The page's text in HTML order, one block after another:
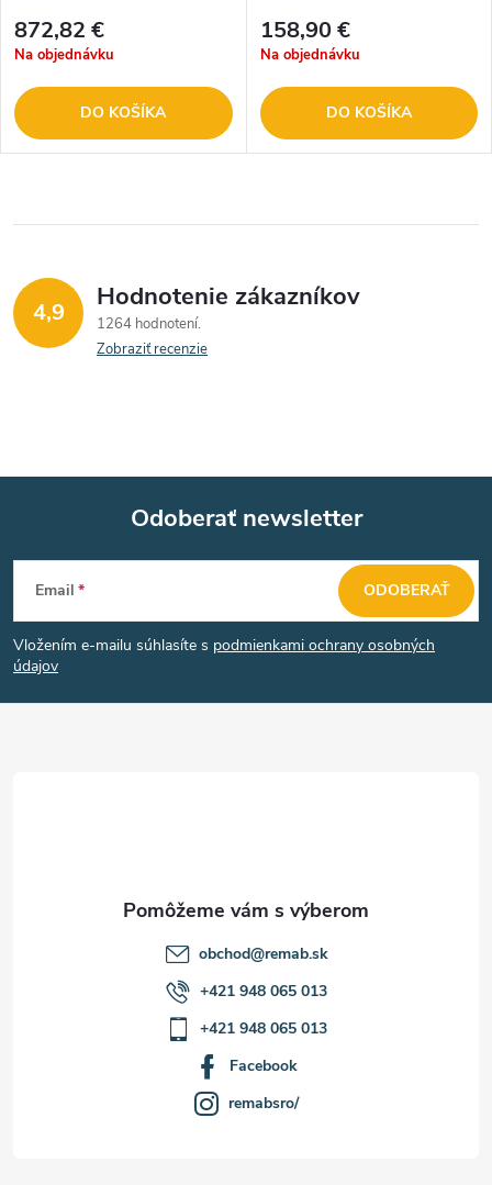
872,82 €
Na objednávku
DO KOŠÍKA
158,90 €
Na objednávku
DO KOŠÍKA
4,9 Hodnotenie zákazníkov
1264 hodnotení
Zobraziť recenzie
Z
á
p
Odoberať newsletter
Email
Vložením e-mailu súhlasíte s podmienkami ochrany osobných
údajov
ODOBERAŤ
obchod@remab.sk
+421 948 065 013
+421 948 065 013
Facebook
remabsro/